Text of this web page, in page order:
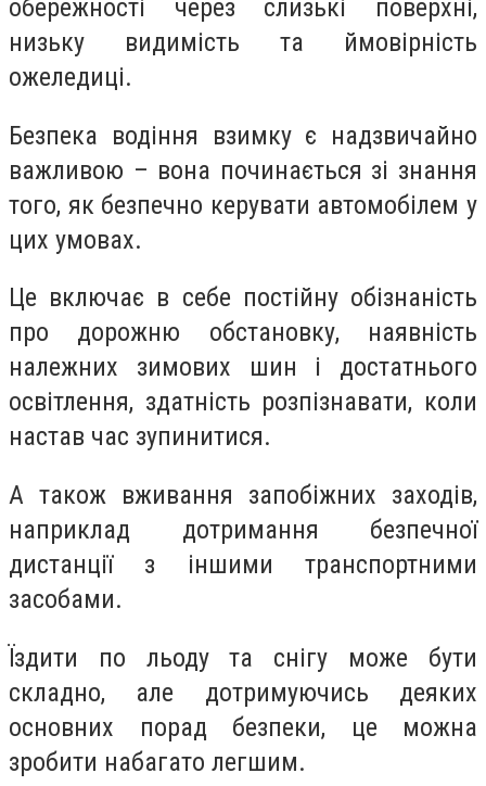
обережності через слизькі поверхні,
низьку видимість та ймовірність
ожеледиці.
Безпека водіння взимку є надзвичайно
важливою – вона починається зі знання
того, як безпечно керувати автомобілем у
цих умовах.
Це включає в себе постійну обізнаність
про дорожню обстановку, наявність
належних зимових шин і достатнього
освітлення, здатність розпізнавати, коли
настав час зупинитися.
А також вживання запобіжних заходів,
наприклад дотримання безпечної
дистанції з іншими транспортними
засобами.
Їздити по льоду та снігу може бути
складно, але дотримуючись деяких
основних порад безпеки, це можна
зробити набагато легшим.